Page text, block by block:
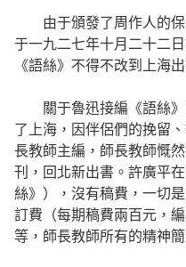
由于頒發了周作人的
于一九二七年十月二十二
《語絲》不得不改到上海
關于魯迅接編《語絲
了上海，因伴侶們的挽留
長教師主編，師長教師慨
刊，回北新出書。許廣平
絲》），沒有稿費，一切
訂費（每期稿費兩百元，
等，師長教師所有的精神